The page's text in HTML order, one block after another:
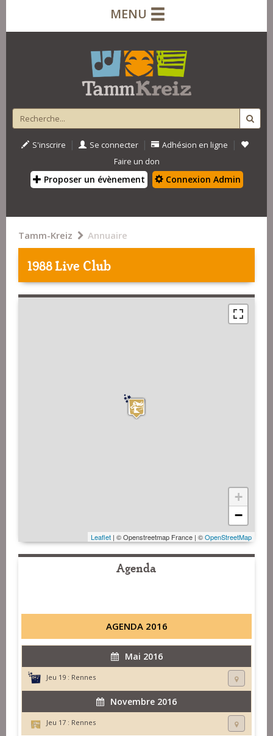
MENU
S'inscrire | Se connecter | Adhésion en ligne |
Faire un don
Proposer un évènement Connexion Admin
Tamm-Kreiz Annuaire
1988 Live Club
+
−
Leaflet | © Openstreetmap France | ©OpenStreetMap
Agenda
AGENDA 2016
Mai 2016
Jeu 19 : Rennes
Novembre 2016
Jeu 17 : Rennes